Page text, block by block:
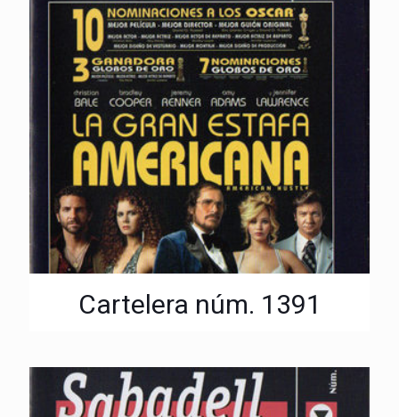
Cartelera núm. 1391